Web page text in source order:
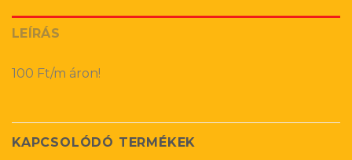
LEÍRÁS
100 Ft/m áron!
KAPCSOLÓDÓ TERMÉKEK